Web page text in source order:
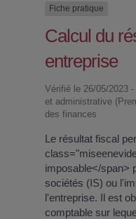
Fiche pratique
Calcul du
entreprise
Vérifié le 26/05/2023
et administrative
des finances
Le résultat fiscal
imposable</span>
sociétés (IS) ou
l'entreprise. Il est
comptable sur